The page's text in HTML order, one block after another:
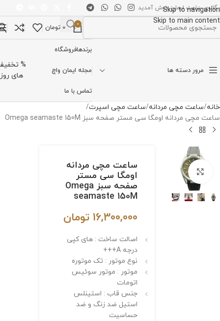
Skip to navigation
Skip to main content
گالری ساعت ایمان خوش آمدید
0
0 تومان
مرور دسته ها
برندهافروشگاه
مجله ایمان واچ
تماس با ما
%
های روز
خانه ساعت مچی مردانه ساعت مچی اسپرت
ساعت مچی مردانه اومگا سی مستر صفحه سبز Omega seamaste 150M
برای بزرگنمایی کلیک کنیدساعت مچی مردانه
اومگا سی مستر
صفحه سبز Omega
seamaste 150M
16,300,000 تومان
اصالت ساخت : های کپی
درجه A+++
نوع موتور : تک موتوره
موتور : موتور سوئیس
اتومات
جنس قاب : استینلس
استیل ضد زنگ و ضد
حساسیت